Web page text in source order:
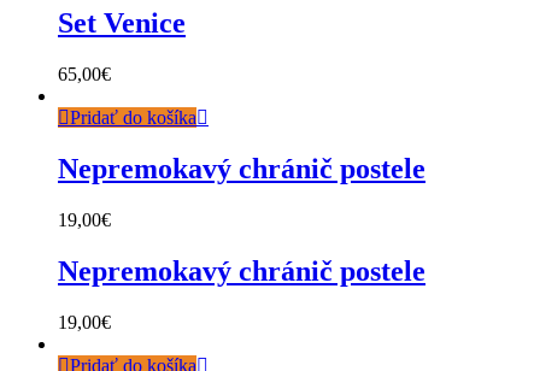
Set Venice
65,00€
Pridať do košíka
Nepremokavý chránič postele
19,00€
Nepremokavý chránič postele
19,00€
Pridať do košíka